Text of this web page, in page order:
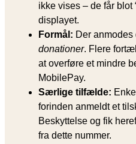
ikke vises – de får blot
displayet.
Formål: Der anmodes
donationer. Flere
at overføre et mindre
MobilePay.
Særlige tilfælde:
forinden anmeldt et
Beskyttelse og fik
fra dette nummer.